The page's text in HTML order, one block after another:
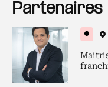
Partenaires